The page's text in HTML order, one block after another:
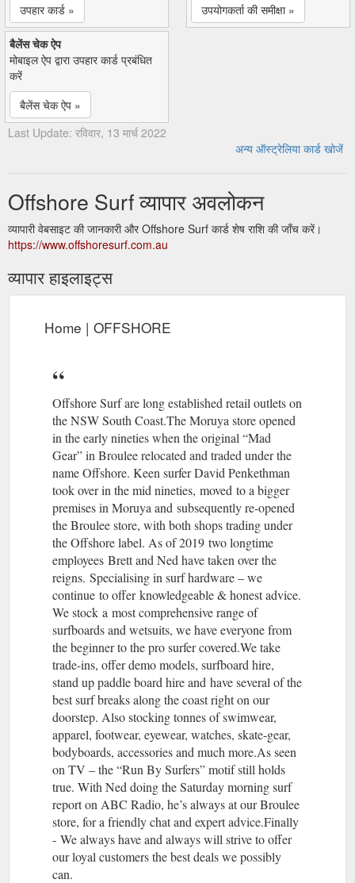
उपहार कार्ड » उपयोगकर्ता की समीक्षा »
बैलेंस चेक ऐप
मोबाइल ऐप द्वारा उपहार कार्ड प्रबंधित
करें
बैलेंस चेक ऐप »
Last Update: रविवार, 13 मार्च 2022
अन्य ऑस्ट्रेलिया कार्ड खोजें
Offshore Surf व्यापार अवलोकन
व्यापारी वेबसाइट की जानकारी और Offshore Surf कार्ड शेष राशि की जाँच करें।
https://www.offshoresurf.com.au
व्यापार हाइलाइट्स
Home | OFFSHORE
Offshore Surf are long established retail outlets on
the NSW South Coast.The Moruya store opened
in the early nineties when the original “Mad
Gear” in Broulee relocated and traded under the
name Offshore. Keen surfer David Penkethman
took over in the mid nineties, moved to a bigger
premises in Moruya and subsequently re-opened
the Broulee store, with both shops trading under
the Offshore label. As of 2019 two longtime
employees Brett and Ned have taken over the
reigns. Specialising in surf hardware – we
continue to offer knowledgeable & honest advice.
We stock a most comprehensive range of
surfboards and wetsuits, we have everyone from
the beginner to the pro surfer covered.We take
trade-ins, offer demo models, surfboard hire,
stand up paddle board hire and have several of the
best surf breaks along the coast right on our
doorstep. Also stocking tonnes of swimwear,
apparel, footwear, eyewear, watches, skate-gear,
bodyboards, accessories and much more.As seen
on TV – the “Run By Surfers” motif still holds
true. With Ned doing the Saturday morning surf
report on ABC Radio, he’s always at our Broulee
store, for a friendly chat and expert advice.Finally
- We always have and always will strive to offer
our loyal customers the best deals we possibly
can.